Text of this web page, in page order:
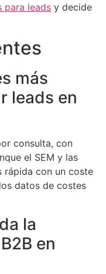
para leads y decide
más
leads en
consulta, con
el SEM y las
rápida con un coste
datos de costes
la
en